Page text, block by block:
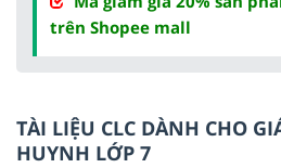
trên Shopee mall
TÀI LIỆU CLC DÀNH CHO
HUYNH LỚP 7